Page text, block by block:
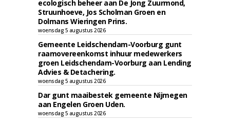
ecologisch beheer aan De Jong Zuurmond,
Struunhoeve, Jos Scholman Groen en
Dolmans Wieringen Prins.
woensdag 5 augustus 2026
Gemeente Leidschendam-Voorburg gunt
raamovereenkomst inhuur medewerkers
groen Leidschendam-Voorburg aan Lending
Advies & Detachering.
woensdag 5 augustus 2026
Dar gunt maaibestek gemeente Nijmegen
aan Engelen Groen Uden.
woensdag 5 augustus 2026